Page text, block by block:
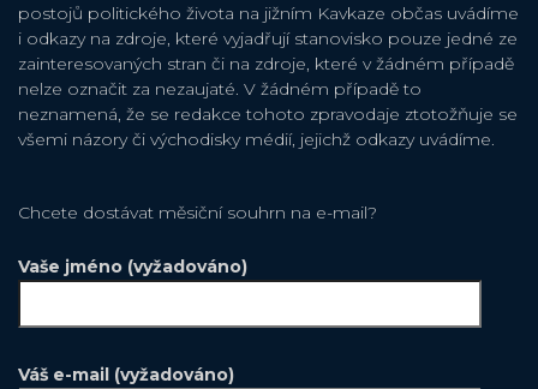
postojů politického života na jižním Kavkaze občas uvádíme
i odkazy na zdroje, které vyjadřují stanovisko pouze jedné ze
zainteresovaných stran či na zdroje, které v žádném případě
nelze označit za nezaujaté. V žádném případě to
neznamená, že se redakce tohoto zpravodaje ztotožňuje se
všemi názory či východisky médií, jejichž odkazy uvádíme.
Chcete dostávat měsiční souhrn na e-mail?
Vaše jméno (vyžadováno)
Váš e-mail (vyžadováno)